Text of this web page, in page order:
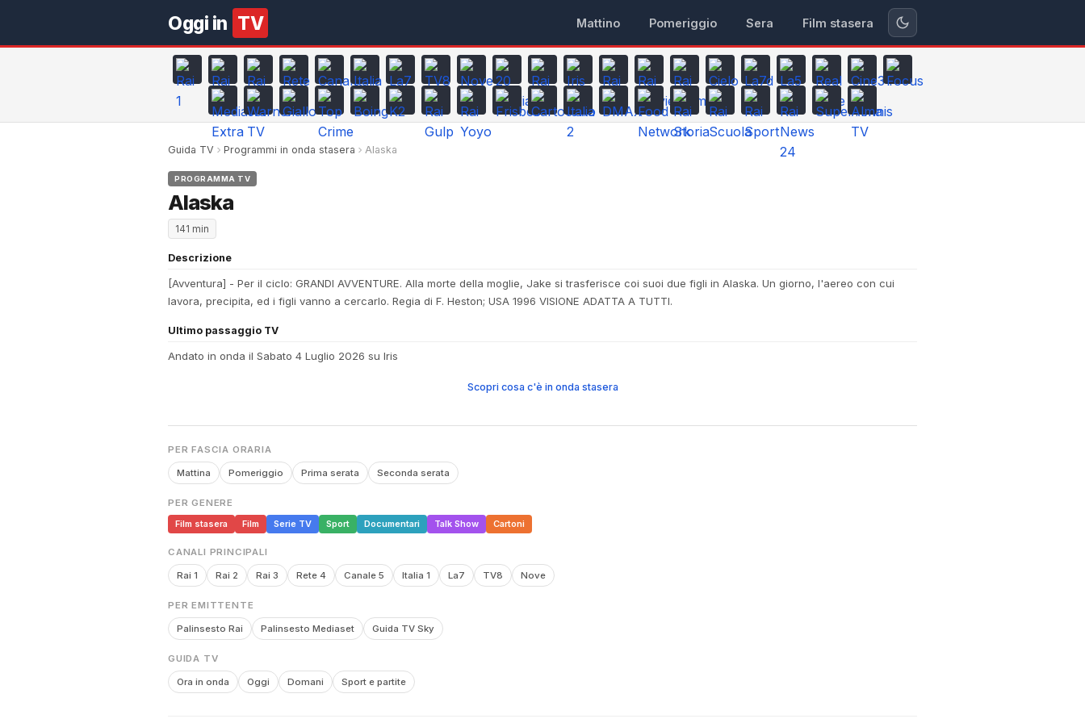
Oggi in TV Mattino Pomeriggio Sera Film stasera
Guida TV Programmi in onda stasera Alaska
PROGRAMMA TV
Alaska
141 min
Descrizione
[Avventura] - Per il ciclo: GRANDI AVVENTURE. Alla morte della moglie, Jake si trasferisce coi suoi due figli in Alaska. Un giorno, l'aereo con cui
lavora, precipita, ed i figli vanno a cercarlo. Regia di F. Heston; USA 1996 VISIONE ADATTA A TUTTI.
Ultimo passaggio TV
Andato in onda il Sabato 4 Luglio 2026 su Iris
Scopri cosa c'è in onda stasera
PER FASCIA ORARIA
Mattina Pomeriggio Prima serata Seconda serata
PER GENERE
Film stasera
Film Serie TV Sport Documentari Talk Show Cartoni
CANALI PRINCIPALI
Rai 1 Rai 2 Rai 3 Rete 4 Canale 5 Italia 1 La7 TV8 Nove
PER EMITTENTE
Palinsesto Rai Palinsesto Mediaset Guida TV Sky
GUIDA TV
Ora in onda Oggi Domani Sport e partite